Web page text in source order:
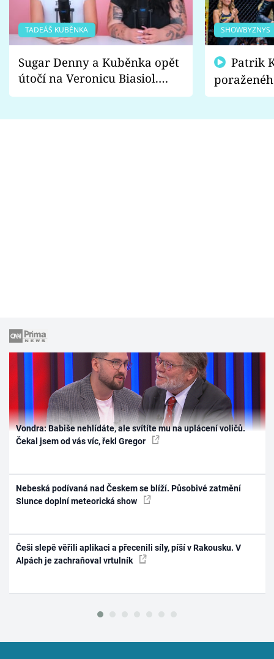
TADEÁŠ KUBĚNKA
Sugar Denny a Kuběnka opět
útočí na Veronicu Biasiol.
Proč je podle nich falešná a
SHOWBYZNYS
fanoušci
Vondra: Babiše nehlídáte, ale svítíte mu na uplácení voličů.
Čekal jsem od vás víc, řekl Gregor
Nebeská podívaná nad Českem se blíží. Působivé zatmění
Slunce doplní meteorická show
Češi slepě věřili aplikaci a přecenili síly, píší v Rakousku. V
Alpách je zachraňoval vrtulník